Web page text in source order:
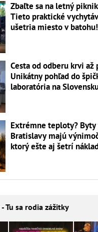
Zbaľte sa na letný
Tieto praktické
ušetria miesto v batohu!
Cesta od odberu krvi až
Unikátny pohľad do
laboratória na
Extrémne teploty? Byty
Bratislavy majú
ktorý ešte aj šetrí
- Tu sa rodia zážitky